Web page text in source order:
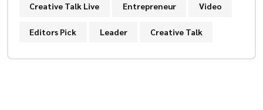
Creative Talk Live Entrepreneur Video
Editors Pick Leader Creative Talk